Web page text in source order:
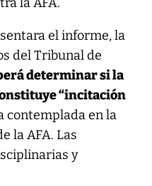
el informe, la
del Tribunal de
determinar si la
“incitación
contemplada en la
la AFA. Las
y